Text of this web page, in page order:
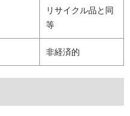
リサイクル品と同
等
非経済的